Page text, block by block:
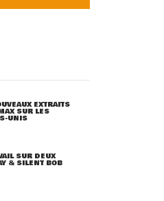
EXTRAITS
SUR LES
UNIS
SUR DEUX
& SILENT BOB